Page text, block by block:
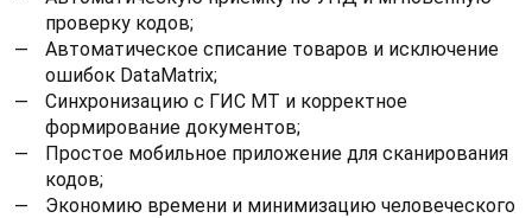
проверку кодов;
Автоматическое списание товаров и исключение
ошибок DataMatrix;
Синхронизацию с ГИС МТ и корректное
формирование документов;
Простое мобильное приложение для сканирования
кодов;
Экономию времени и минимизацию человеческого